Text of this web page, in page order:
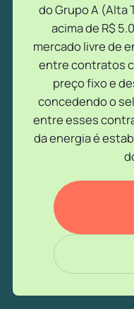
do Grupo A (Alta
acima de R$
mercado livre de
entre contratos
preço fixo e
concedendo o
entre esses
da energia é